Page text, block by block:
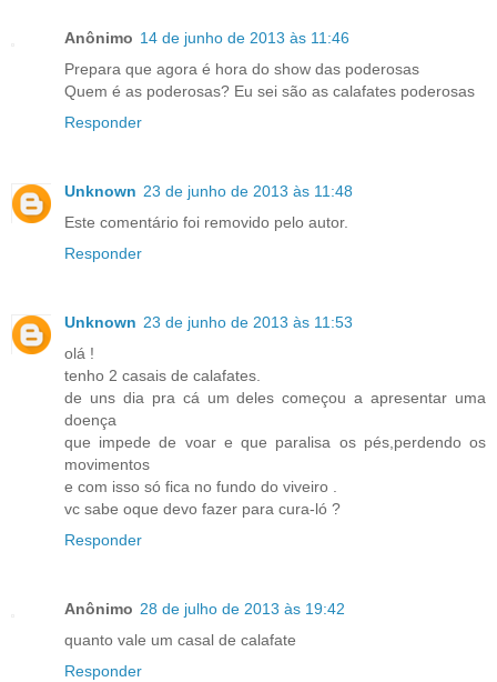
Anônimo 14 de junho de 2013 às 11:46
Prepara que agora é hora do show das poderosas
Quem é as poderosas? Eu sei são as calafates poderosas
Responder
Unknown 23 de junho de 2013 às 11:48
Este comentário foi removido pelo autor.
Responder
Unknown 23 de junho de 2013 às 11:53
olá !
tenho 2 casais de calafates.
de uns dia pra cá um deles começou a apresentar uma
doença
que impede de voar e que paralisa os pés,perdendo os
movimentos
e com isso só fica no fundo do viveiro .
vc sabe oque devo fazer para cura-ló ?
Responder
Anônimo 28 de julho de 2013 às 19:42
quanto vale um casal de calafate
Responder